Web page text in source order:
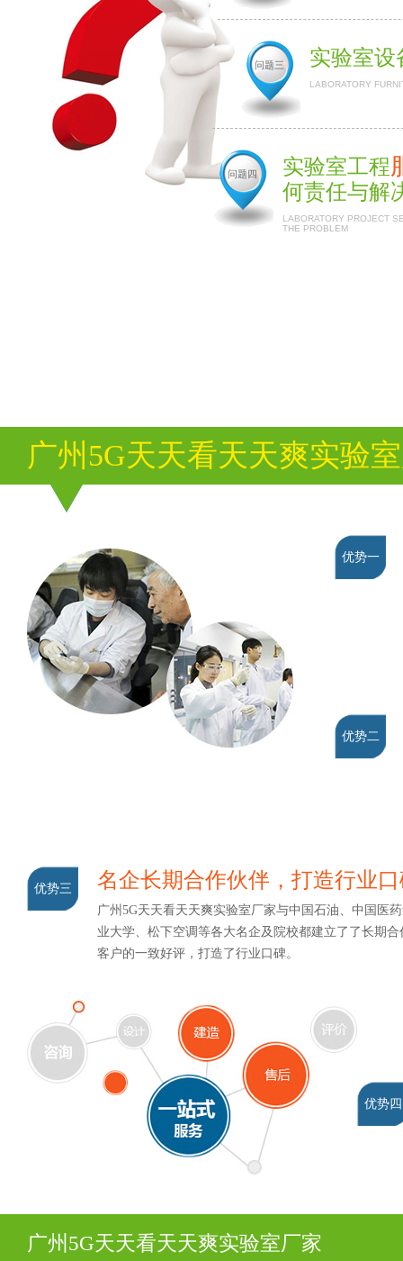
问题三 实验室设
LABORATORY
问题四 实验室工程
何责任与解
LABORATORY PROJECT
THE PROBLEM
广州5G天天看天天爽实验
优势一
优势二
优势三 名企长期合作伙伴，打造行业
广州5G天天看天天爽实验室厂家与中国石油、中国医药
业大学、松下空调等各大名企及院校都建立了了长期合作
客户的一致好评，打造了行业口碑。
优势四
广州5G天天看天天爽实验室厂家